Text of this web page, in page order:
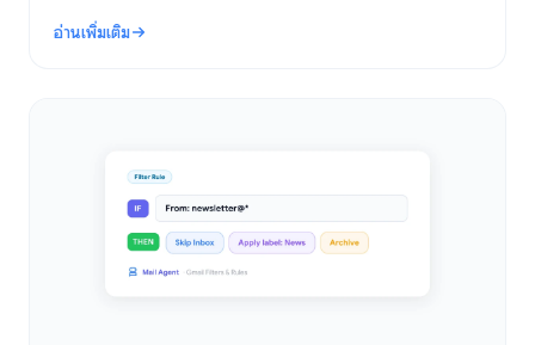
อื่นๆ อีกมากมาย
อ่านเพิ่มเติม
: เคล็ดลับและเทคนิค Google Calendar: 12 วิธีในการจัดการตารางเว